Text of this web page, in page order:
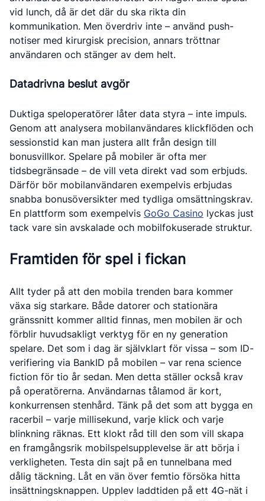
vid lunch, då är det där du ska rikta din
kommunikation. Men överdriv inte – använd push-
notiser med kirurgisk precision, annars tröttnar
användaren och stänger av dem helt.
Datadrivna beslut avgör
Duktiga speloperatörer låter data styra – inte impuls.
Genom att analysera mobilanvändares klickflöden och
sessionstid kan man justera allt från design till
bonusvillkor. Spelare på mobiler är ofta mer
tidsbegränsade – de vill veta direkt vad som erbjuds.
Därför bör mobilanvändaren exempelvis erbjudas
snabba bonusöversikter med tydliga omsättningskrav.
En plattform som exempelvis GoGo Casino lyckas just
tack vare sin avskalade och mobilfokuserade struktur.
Framtiden för spel i fickan
Allt tyder på att den mobila trenden bara kommer
växa sig starkare. Både datorer och stationära
gränssnitt kommer alltid finnas, men mobilen är och
förblir huvudsakligt verktyg för en ny generation
spelare. Det som i dag är självklart för vissa – som ID-
verifiering via BankID på mobilen – var rena science
fiction för tio år sedan. Men detta ställer också krav
på operatörerna. Användarnas tålamod är kort,
konkurrensen stenhård. Tänk på det som att bygga en
racerbil – varje millisekund, varje klick och varje
blinkning räknas. Ett klokt råd till den som vill skapa
en framgångsrik mobilspelsupplevelse är att börja i
verkligheten. Testa din sajt på en tunnelbana med
dålig täckning. Låt en vän över femtio försöka hitta
insättningsknappen. Upplev laddtiden på ett 4G-nät i